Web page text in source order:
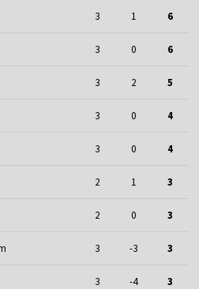
3 1 6
3 0 6
3 2 5
3 0 4
3 0 4
2 1 3
2 0 3
3 -3 3
3 -4 3